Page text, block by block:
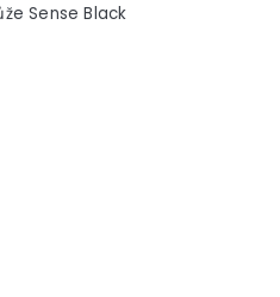
Sense Black